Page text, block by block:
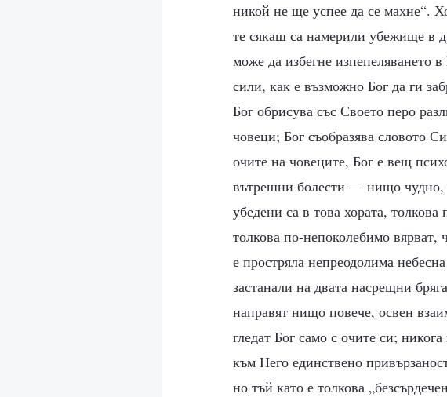
никой не ще успее да се махне“.
те сякаш са намерили убежище в
може да избегне изпепеляването
сили, как е възможно Бог да ги
Бог обрисува със Своето перо
човеци; Бог съобразява словото
очите на човеците, Бог е вещ
вътрешни болести — нищо чудно,
убедени са в това хората,
толкова по-непоколебимо
е простряла непреодолима
застанали на двата насрещни
направят нищо повече, освен
гледат Бог само с очите си;
към Него единствено
но тъй като е толкова